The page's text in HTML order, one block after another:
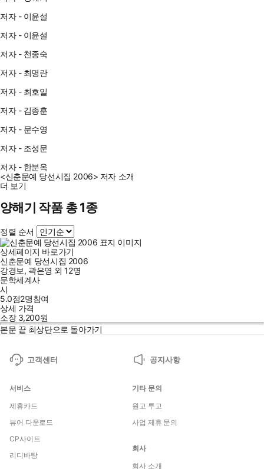
저자 - 이윤설
저자 - 이윤설
저자 - 천종숙
저자 - 최명란
저자 - 최호일
저자 - 김종훈
저자 - 문수영
저자 - 조성문
저자 - 한분옥
<신춘문예 당선시집 2006> 저자 소개
더 보기
양해기 작품 총 1종
정렬 순서
상세페이지 바로가기
신춘문예 당선시집 2006
강경보, 곽은영 외12명
문학세계사
시
5.0점2명참여
상세 가격
소장 3,200원
본문 끝 최상단으로 돌아가기
고객센터 공지사항
서비스
제휴카드
뷰어 다운로드
CP사이트
리디바탕
기타 문의
원고 투고
사업 제휴 문의
회사
회사 소개